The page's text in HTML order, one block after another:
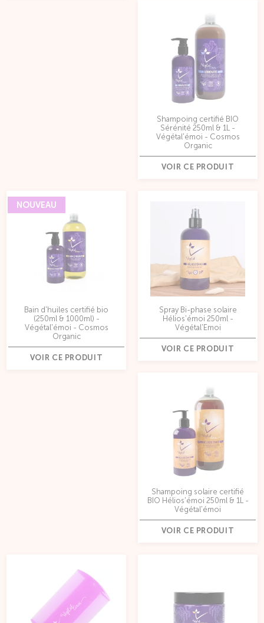
Shampoing certifié BIO
Sérénité 250ml & 1L -
Végétal'émoi - Cosmos
Organic
VOIR CE PRODUIT
NOUVEAU
Bain d'huiles certifié bio
(250ml & 1000ml) -
Végétal'émoi - Cosmos
Organic
VOIR CE PRODUIT
Spray Bi-phase solaire
Hélios'émoi 250ml -
Végétal'Emoi
VOIR CE PRODUIT
Shampoing solaire certifié
BIO Hélios'émoi 250ml & 1L -
Végétal'émoi
VOIR CE PRODUIT